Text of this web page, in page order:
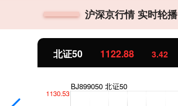
沪深京行情 实时轮播
北证50 1122.88 3.42